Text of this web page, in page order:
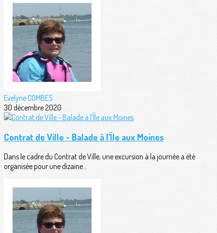
Evelyne COMBES
30 décembre 2020
Contrat de Ville - Balade à l'Île aux Moines
Dans le cadre du Contrat de Ville, une excursion à la journée a été
organisée pour une dizaine...